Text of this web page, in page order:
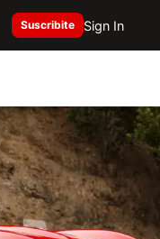
Suscribite Sign In